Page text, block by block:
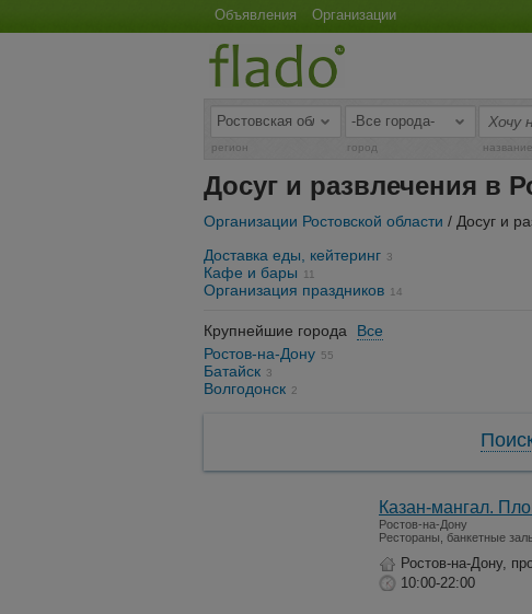
Объявления Организации
регион город
Досуг и развлечения в
Организации Ростовской области / Досуг и
Доставка еды, кейтеринг 3
Кафе и бары 11
Организация праздников 14
Крупнейшие города
Все
Ростов-на-Дону 55
Батайск 3
Волгодонск 2
Казан-мангал.
Ростов-на-Дону
Рестораны, банкетные
Ростов-на-Дону,
10:00-22:00